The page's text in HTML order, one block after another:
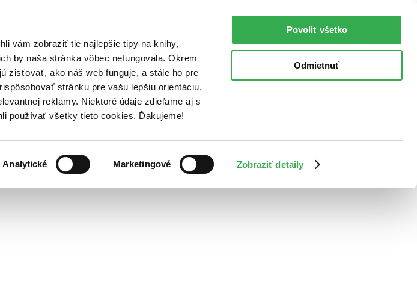
vám zobraziť tie najlepšie tipy na knihy,
by naša stránka vôbec nefungovala. Okrem
zisťovať, ako náš web funguje, a stále ho pre
stránku pre vašu lepšiu orientáciu.
reklamy. Niektoré údaje zdieľame aj s
používať všetky tieto cookies. Ďakujeme!
Analytické Marketingové Zobraziť detaily
Povoliť všetko
Odmietnuť